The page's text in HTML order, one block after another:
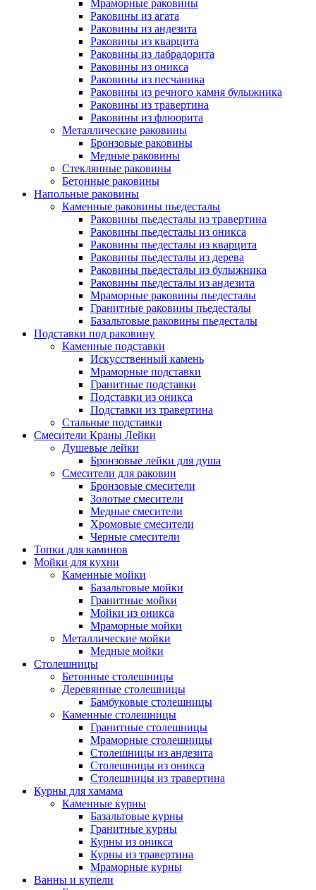
Мраморные раковины
Раковины из агата
Раковины из андезита
Раковины из кварцита
Раковины из лабрадорита
Раковины из оникса
Раковины из песчаника
Раковины из речного камня булыжника
Раковины из травертина
Раковины из флюорита
Металлические раковины
Бронзовые раковины
Медные раковины
Стеклянные раковины
Бетонные раковины
Напольные раковины
Каменные раковины пьедесталы
Раковины пьедесталы из травертина
Раковины пьедесталы из оникса
Раковины пьедесталы из кварцита
Раковины пьедесталы из дерева
Раковины пьедесталы из булыжника
Раковины пьедесталы из андезита
Мраморные раковины пьедесталы
Гранитные раковины пьедесталы
Базальтовые раковины пьедесталы
Подставки под раковину
Каменные подставки
Искусственный камень
Мраморные подставки
Гранитные подставки
Подставки из оникса
Подставки из травертина
Стальные подставки
Смесители Краны Лейки
Душевые лейки
Бронзовые лейки для душа
Смесители для раковин
Бронзовые смесители
Золотые смесители
Медные смесители
Хромовые смесители
Черные смесители
Топки для каминов
Мойки для кухни
Каменные мойки
Базальтовые мойки
Гранитные мойки
Мойки из оникса
Мраморные мойки
Металлические мойки
Медные мойки
Столешницы
Бетонные столешницы
Деревянные столешницы
Бамбуковые столешницы
Каменные столешницы
Гранитные столешницы
Мраморные столешницы
Столешницы из андезита
Столешницы из оникса
Столешницы из травертина
Курны для хамама
Каменные курны
Базальтовые курны
Гранитные курны
Курны из оникса
Курны из травертина
Мраморные курны
Ванны и купели